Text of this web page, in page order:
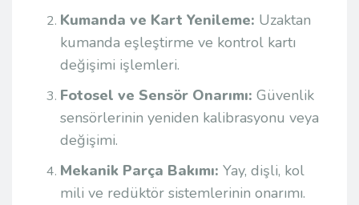
Kumanda ve Kart Yenileme: Uzaktan
kumanda eşleştirme ve kontrol kartı
değişimi işlemleri.
Fotosel ve Sensör Onarımı: Güvenlik
sensörlerinin yeniden kalibrasyonu veya
değişimi.
Mekanik Parça Bakımı: Yay, dişli, kol
mili ve redüktör sistemlerinin onarımı.